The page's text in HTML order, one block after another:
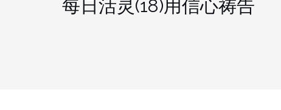
每日活灵(18)用信心祷告